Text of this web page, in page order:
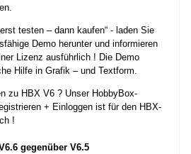
testen – dann kaufen“ - laden Sie
Demo herunter und informieren
Lizenz ausführlich ! Die Demo
Hilfe in Grafik – und Textform.
zu HBX V6 ? Unser HobbyBox-
+ Einloggen ist für den HBX-
!
gegenüber V6.5